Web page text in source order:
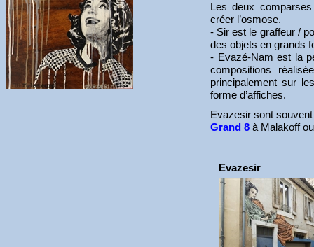
Les deux
créer l’osmose.
- Sir est le graffeur /
des objets en grands
- Evazé-Nam est la
compositions
principalement sur
forme d’affiches.
Evazesir sont
Grand 8 à Malakoff
Evazesir